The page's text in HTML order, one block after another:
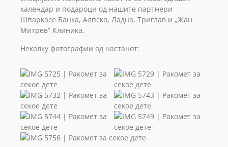
календар и подароци од нашите партнери
Шпаркасе Банка, Алпско, Ладна, Триглав и „Жан
Митрев“ Клиника.
Неколку фотографии од настанот: